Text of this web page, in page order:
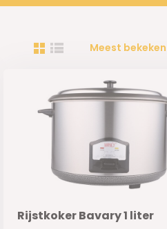
Meest bekeken
Rijstkoker Bavary 1 liter